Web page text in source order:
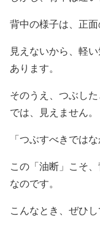
背中の様子は、正面
見えないから、軽
あります。
そのうえ、つぶし
では、見えません。
「つぶすべきでは
この「油断」こそ
なのです。
こんなとき、ぜひ